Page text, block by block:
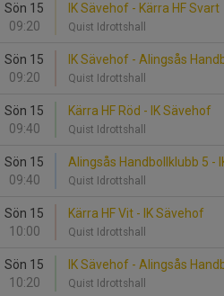
Sön 15
09:20
IK Sävehof - Kärra HF Svart
Quist Idrottshall
Sön 15
09:20
IK Sävehof - Alingsås
Quist Idrottshall
Sön 15
09:40
Kärra HF Röd - IK Sävehof
Quist Idrottshall
Sön 15
09:40
Alingsås Handbollklubb 5 -
Quist Idrottshall
Sön 15
10:00
Kärra HF Vit - IK Sävehof
Quist Idrottshall
Sön 15
10:20
IK Sävehof - Alingsås
Quist Idrottshall